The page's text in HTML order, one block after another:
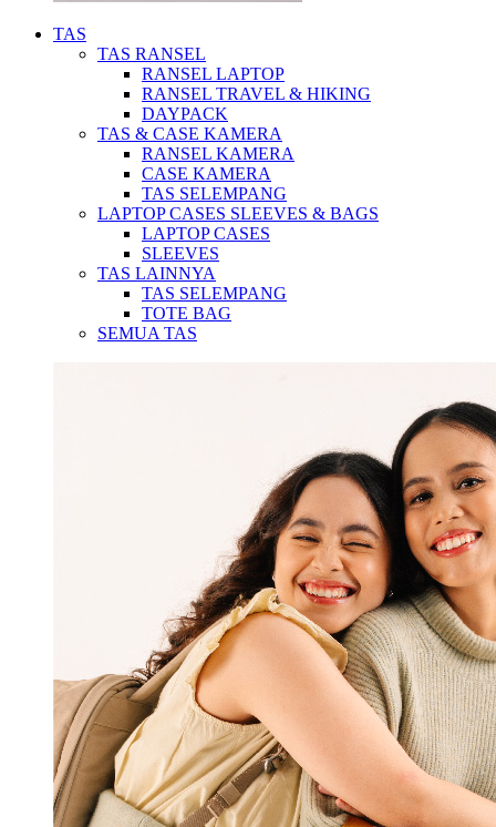
TAS
TAS RANSEL
RANSEL LAPTOP
RANSEL TRAVEL & HIKING
DAYPACK
TAS & CASE KAMERA
RANSEL KAMERA
CASE KAMERA
TAS SELEMPANG
LAPTOP CASES SLEEVES & BAGS
LAPTOP CASES
SLEEVES
TAS LAINNYA
TAS SELEMPANG
TOTE BAG
SEMUA TAS